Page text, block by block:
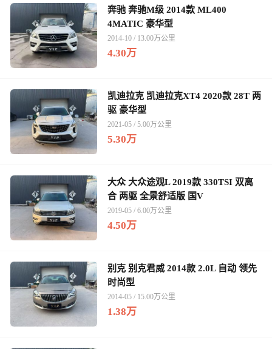
奔驰 奔驰M级 2014款 ML400
4MATIC 豪华型
2014-10 / 13.00万公里
4.30万
凯迪拉克 凯迪拉克XT4 2020款 28T 两
驱 豪华型
2021-05 / 5.00万公里
5.30万
大众 大众途观L 2019款 330TSI 双离
合 两驱 全景舒适版 国V
2019-05 / 6.00万公里
4.50万
别克 别克君威 2014款 2.0L 自动 领先
时尚型
2014-05 / 15.00万公里
1.38万